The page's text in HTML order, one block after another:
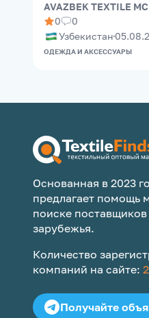
AVAZBEK TEXTILE
0
0
Узбекистан
ОДЕЖДА И АКСЕССУАРЫ
Основанная в 2023
предлагает помощь
поиске
зарубежья.
Количество
компаний на сайте:
Получайте